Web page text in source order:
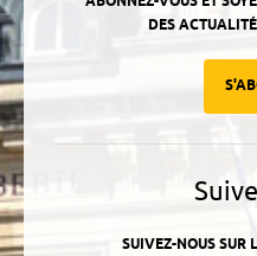
DES
SUIVEZ-NOUS SUR